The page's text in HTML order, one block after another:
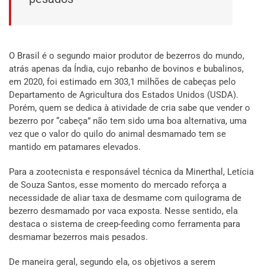
O Brasil é o segundo maior produtor de bezerros do mundo,
atrás apenas da Índia, cujo rebanho de bovinos e bubalinos,
em 2020, foi estimado em 303,1 milhões de cabeças pelo
Departamento de Agricultura dos Estados Unidos (USDA).
Porém, quem se dedica à atividade de cria sabe que vender o
bezerro por “cabeça” não tem sido uma boa alternativa, uma
vez que o valor do quilo do animal desmamado tem se
mantido em patamares elevados.
Para a zootecnista e responsável técnica da Minerthal, Letícia
de Souza Santos, esse momento do mercado reforça a
necessidade de aliar taxa de desmame com quilograma de
bezerro desmamado por vaca exposta. Nesse sentido, ela
destaca o sistema de creep-feeding como ferramenta para
desmamar bezerros mais pesados.
De maneira geral, segundo ela, os objetivos a serem